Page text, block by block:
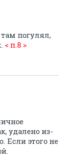
погулял,
< п.8 >
удалено из-
Если этого не